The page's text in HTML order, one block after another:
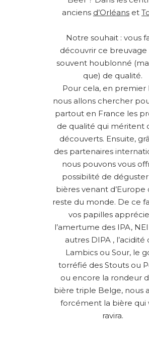
anciens d’Orléans et
Notre souhait : vous
découvrir ce breuvage
souvent houblonné
que) de qualité.
Pour cela, en premier
nous allons chercher
partout en France les
de qualité qui méritent
découverts. Ensuite,
des partenaires
nous pouvons vous
possibilité de
bières venant d’Europe
reste du monde. De ce
vos papilles
l’amertume des IPA,
autres DIPA , l’acidité
Lambics ou Sour, le
torréfié des Stouts ou
ou encore la rondeur
bière triple Belge, nous
forcément la bière qui
ravira.